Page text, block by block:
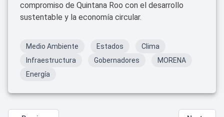
compromiso de Quintana Roo con el desarrollo
sustentable y la economía circular.
Medio Ambiente Estados
Clima
Infraestructura
Gobernadores
MORENA
Energía